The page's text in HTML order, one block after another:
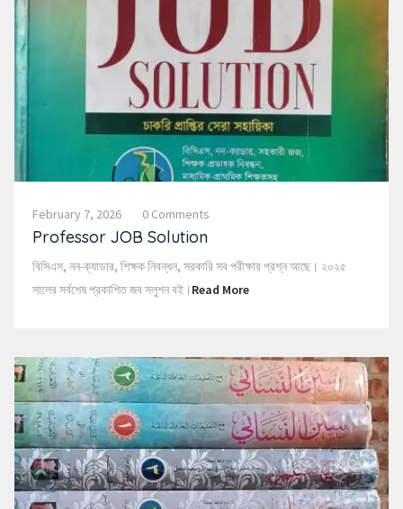
February 7, 2026 0 Comments
Professor JOB Solution
বিসিএস, নন-ক্যাডার, শিক্ষক নিবন্ধন, সরকারি সব পরীক্ষার প্রশ্ন আছে। ২০২৫
সালের সর্বশেষ প্রকাশিত জব সলুশন বই। Read More